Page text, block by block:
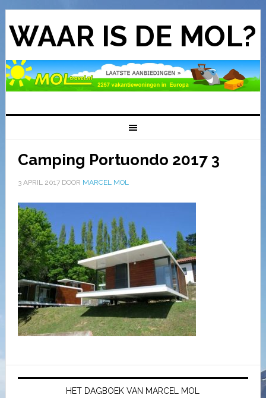
WAAR IS DE MOL?
Camping Portuondo 2017 3
3 APRIL 2017DOOR MARCEL MOL
HET DAGBOEK VAN MARCEL MOL